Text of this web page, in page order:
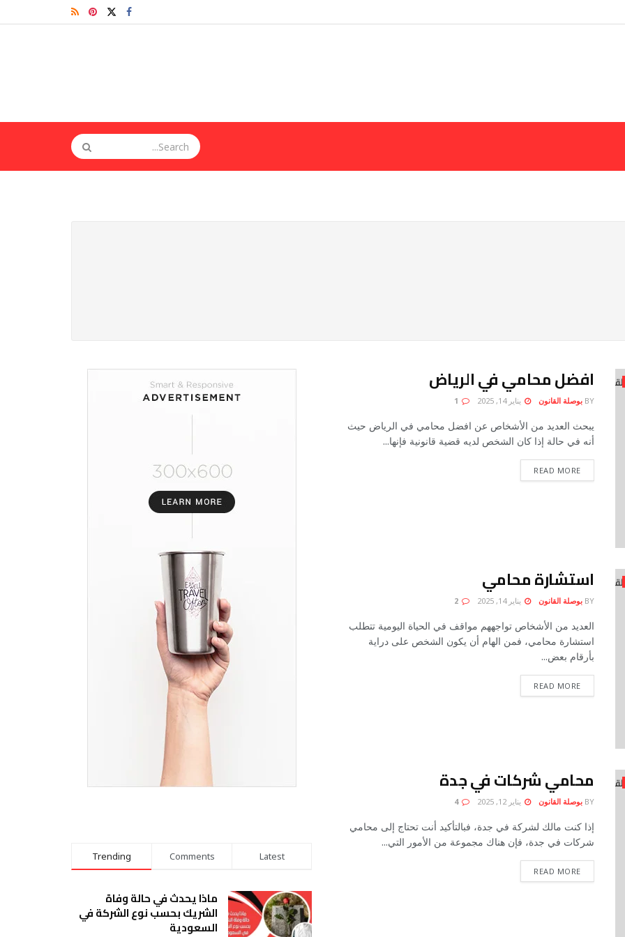
افضل محامي في الرياض
BY بوصلة القانون يناير 14, 2025
يبحث العديد من الأشخاص عن افضل محامي في الرياض حيث
أنه في حالة إذا كان الشخص لديه قضية قانونية فإنها...
READ MORE
استشارة محامي
BY بوصلة القانون يناير 14, 2025
العديد من الأشخاص تواجههم مواقف في الحياة اليومية تتطلب
استشارة محامي، فمن الهام أن يكون الشخص على دراية
بأرقام بعض...
READ MORE
محامي شركات في جدة
BY بوصلة القانون يناير 12, 2025 4
إذا كنت مالك لشركة في جدة، فبالتأكيد أنت تحتاج إلى محامي
شركات في جدة، فإن هناك مجموعة من الأمور التي...
READ MORE
Trending Comments Latest
ماذا يحدث في حالة وفاة
الشريك بحسب نوع الشركة في
السعودية